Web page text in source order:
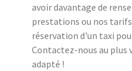
avoir davantage de
prestations ou nos
réservation d'un taxi
Contactez-nous au plus
adapté !